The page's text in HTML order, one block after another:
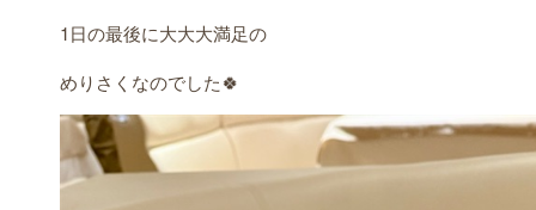
1日の最後に大大大満足の
めりさくなのでした🍀